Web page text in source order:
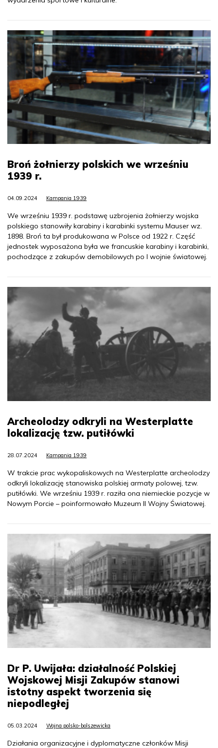
Broń żołnierzy polskich we wrześniu
1939 r.
04.09.2024 Kampania 1939
We wrześniu 1939 r. podstawę uzbrojenia żołnierzy wojska
polskiego stanowiły karabiny i karabinki systemu Mauser wz.
1898. Broń ta był produkowana w Polsce od 1922 r. Część
jednostek wyposażona była we francuskie karabiny i karabinki,
pochodzące z zakupów demobilowych po I wojnie światowej.
Archeolodzy odkryli na Westerplatte
lokalizację tzw. putiłówki
28.07.2024 Kampania 1939
W trakcie prac wykopaliskowych na Westerplatte archeolodzy
odkryli lokalizację stanowiska polskiej armaty polowej, tzw.
putiłówki. We wrześniu 1939 r. raziła ona niemieckie pozycje w
Nowym Porcie – poinformowało Muzeum II Wojny Światowej.
Dr P. Uwijała: działalność Polskiej
Wojskowej Misji Zakupów stanowi
istotny aspekt tworzenia się
niepodległej
05.03.2024 Wojna polsko-bolszewicka
Działania organizacyjne i dyplomatyczne członków Misji